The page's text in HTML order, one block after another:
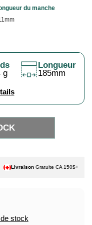
du manche
g
Longueur
185mm
Livraison Gratuite CA 150$+
stock